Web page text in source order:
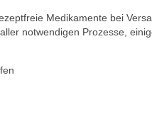
Medikamente bei
notwendigen Prozesse,